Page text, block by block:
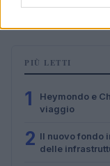
Susanna Riva · 6 Ago
PIÙ LETTI
1
Heymondo e
viaggio
2 Il nuovo fondo
delle